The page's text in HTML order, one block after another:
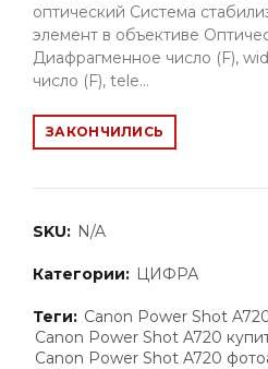
оптический Система
элемент в объективе
Диафрагменное число (F),
число (F), tele...
ЗАКОНЧИЛИСЬ
SKU: N/A
Категории: ЦИФРА
Теги: Canon Power Shot
Canon Power Shot A720
Canon Power Shot A720